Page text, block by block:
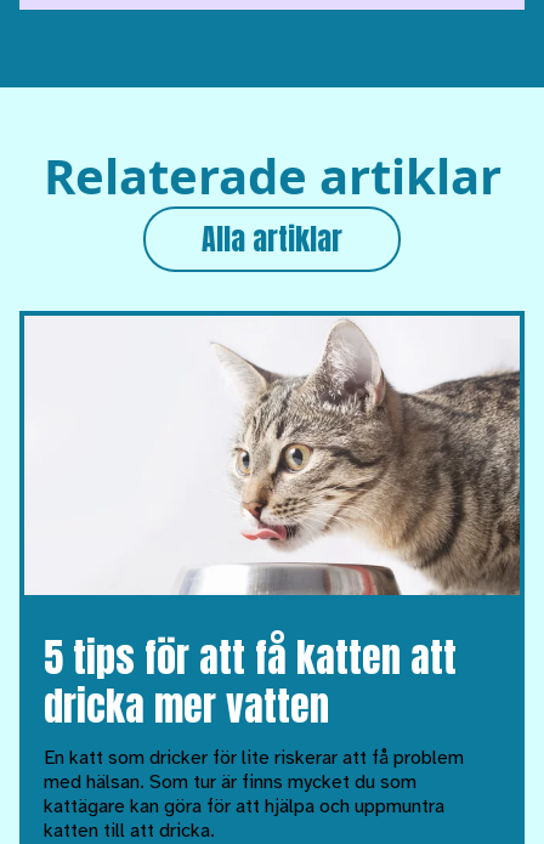
Relaterade artiklar
Alla artiklar
5 tips för att få katten att
dricka mer vatten
En katt som dricker för lite riskerar att få problem
med hälsan. Som tur är finns mycket du som
kattägare kan göra för att hjälpa och uppmuntra
katten till att dricka.